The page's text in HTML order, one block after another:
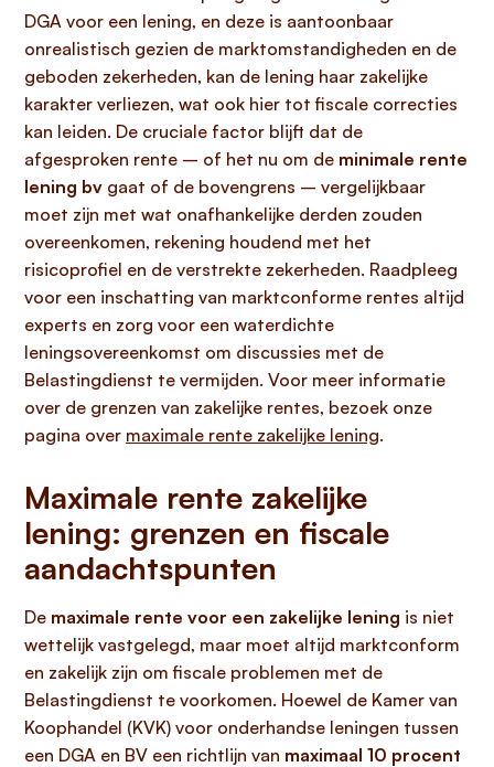
DGA voor een lening, en deze is aantoonbaar
onrealistisch gezien de marktomstandigheden en de
geboden zekerheden, kan de lening haar zakelijke
karakter verliezen, wat ook hier tot fiscale correcties
kan leiden. De cruciale factor blijft dat de
afgesproken rente – of het nu om de minimale rente
lening bv gaat of de bovengrens – vergelijkbaar
moet zijn met wat onafhankelijke derden zouden
overeenkomen, rekening houdend met het
risicoprofiel en de verstrekte zekerheden. Raadpleeg
voor een inschatting van marktconforme rentes altijd
experts en zorg voor een waterdichte
leningsovereenkomst om discussies met de
Belastingdienst te vermijden. Voor meer informatie
over de grenzen van zakelijke rentes, bezoek onze
pagina over maximale rente zakelijke lening.
Maximale rente zakelijke
lening: grenzen en fiscale
aandachtspunten
De maximale rente voor een zakelijke lening is niet
wettelijk vastgelegd, maar moet altijd marktconform
en zakelijk zijn om fiscale problemen met de
Belastingdienst te voorkomen. Hoewel de Kamer van
Koophandel (KVK) voor onderhandse leningen tussen
een DGA en BV een richtlijn van maximaal 10 procent